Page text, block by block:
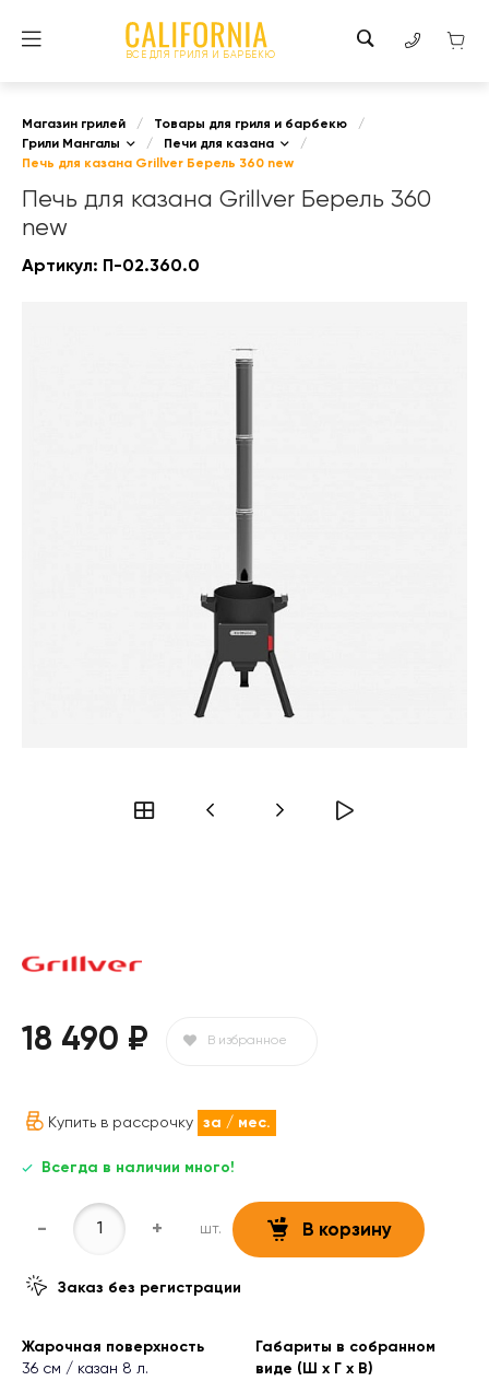
ВСЕ ДЛЯ ГРИЛЯ И БАРБЕКЮ
Магазин грилей / Товары для гриля и барбекю
/
Грили Мангалы
/ Печи для казана
/
Печь для казана Grillver Берель 360 new
Печь для казана Grillver Берель 360
new
Артикул: П-02.360.0
18 490 ₽ В избранное
Купить в рассрочку за / мес.
Всегда в наличии много!
- + шт. В корзину
Заказ без регистрации
Жарочная поверхность
36 см / казан 8 л.
Габариты в собранном
виде (Ш х Г х В)